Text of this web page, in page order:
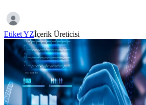
Etiket YZİçerik Üreticisi